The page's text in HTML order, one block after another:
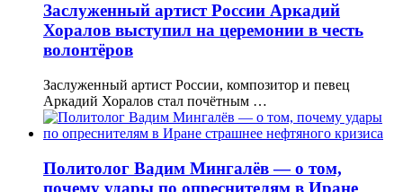
Заслуженный артист России Аркадий
Хоралов выступил на церемонии в честь
волонтёров
Заслуженный артист России, композитор и певец
Аркадий Хоралов стал почётным …
Политолог Вадим Мингалёв — о том,
почему удары по опреснителям в Иране